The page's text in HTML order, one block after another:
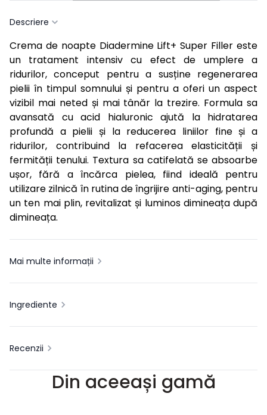
Descriere
Crema de noapte Diadermine Lift+ Super Filler este
un tratament intensiv cu efect de umplere a
ridurilor, conceput pentru a susține regenerarea
pielii în timpul somnului și pentru a oferi un aspect
vizibil mai neted și mai tânăr la trezire. Formula sa
avansată cu acid hialuronic ajută la hidratarea
profundă a pielii și la reducerea liniilor fine și a
ridurilor, contribuind la refacerea elasticității și
fermității tenului. Textura sa catifelată se absoarbe
ușor, fără a încărca pielea, fiind ideală pentru
utilizare zilnică în rutina de îngrijire anti-aging, pentru
un ten mai plin, revitalizat și luminos dimineața după
dimineața.
Mai multe informații
Ingrediente
Recenzii
Din aceeași gamă